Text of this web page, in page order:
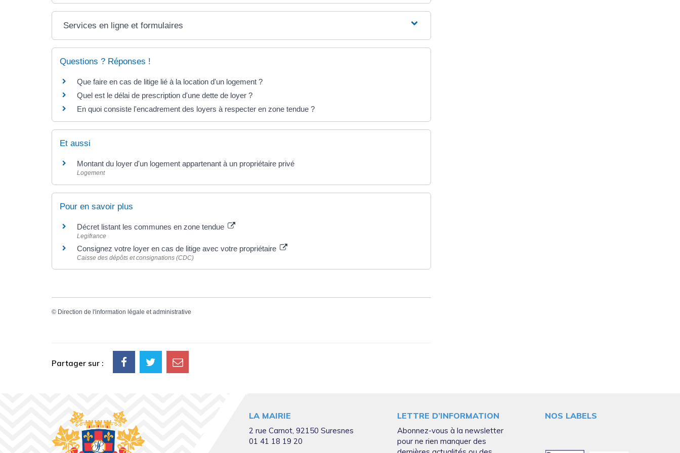
Services en ligne et formulaires
Questions ? Réponses !
Que faire en cas de litige lié à la location d'un logement ?
Quel est le délai de prescription d'une dette de loyer ?
En quoi consiste l'encadrement des loyers à respecter en zone tendue ?
Et aussi
Montant du loyer d'un logement appartenant à un propriétaire privé
Logement
Pour en savoir plus
Décret listant les communes en zone tendue
Legifrance
Consignez votre loyer en cas de litige avec votre propriétaire
Caisse des dépôts et consignations (CDC)
© Direction de l'information légale et administrative
Partager sur :
LA MAIRIE
2 rue Carnot, 92150 Suresnes
01 41 18 19 20
LETTRE D’INFORMATION
Abonnez-vous à la newsletter
pour ne rien manquer des
NOS LABELS